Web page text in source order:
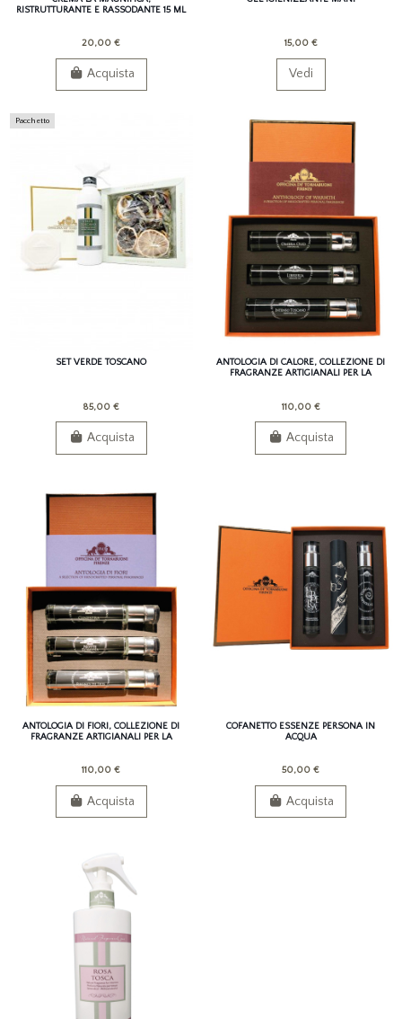
RISTRUTTURANTE E RASSODANTE 15 ML
20,00 €
Acquista
15,00 €
Vedi
Pacchetto
SET VERDE TOSCANO
85,00 €
Acquista
ANTOLOGIA DI CALORE, COLLEZIONE DI
FRAGRANZE ARTIGIANALI PER LA
110,00 €
Acquista
ANTOLOGIA DI FIORI, COLLEZIONE DI
FRAGRANZE ARTIGIANALI PER LA
110,00 €
Acquista
COFANETTO ESSENZE PERSONA IN
ACQUA
50,00 €
Acquista